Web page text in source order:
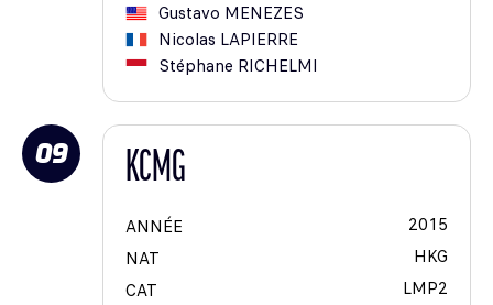
Gustavo MENEZES
Nicolas LAPIERRE
Stéphane RICHELMI
09 KCMG
ANNÉE
2015
NAT
HKG
CAT
LMP2